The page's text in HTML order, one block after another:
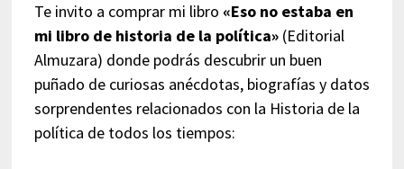
Te invito a comprar mi libro «Eso no estaba en
mi libro de historia de la política»(Editorial
Almuzara) donde podrás descubrir un buen
puñado de curiosas anécdotas, biografías y datos
sorprendentes relacionados con la Historia de la
política de todos los tiempos: